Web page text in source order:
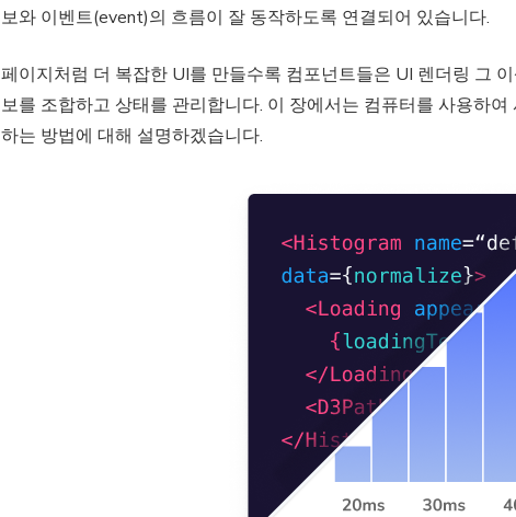
보와 이벤트(event)의 흐름이 잘 동작하도록 연결되어 있습니다.
페이지처럼 더 복잡한 UI를 만들수록 컴포넌트들은 UI 렌더링 그
보를 조합하고 상태를 관리합니다. 이 장에서는 컴퓨터를 사용하
하는 방법에 대해 설명하겠습니다.